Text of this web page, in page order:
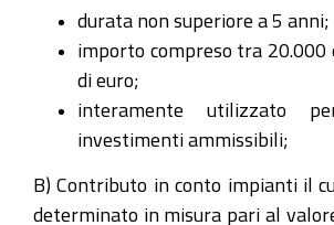
durata non superiore a 5 anni;
importo compreso tra 20.000
di euro;
interamente utilizzato
investimenti ammissibili;
B) Contributo in conto impianti il
determinato in misura pari al